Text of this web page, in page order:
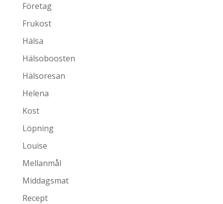
Företag
Frukost
Hälsa
Hälsoboosten
Hälsoresan
Helena
Kost
Löpning
Louise
Mellanmål
Middagsmat
Recept